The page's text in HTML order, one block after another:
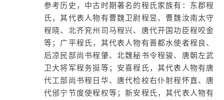
参考历史，中古时期著名的程氏家族有：东郡程
氏，其代表人物有曹魏卫尉程昱、曹魏汝南太守
程晓、北齐兖州司马程兴、唐代开国功臣程咬金
等；广平程氏，其代表人物有晋都水使者程良、
后凉民部尚书程肇、北魏秘书令程骏、唐朝左武
卫大将军程务挺等；安喜程氏，其代表人物有唐
代工部尚书程日华、唐代检校右仆射程怀直、唐
代邠宁节度使程权等；新安程氏，其代表人物有